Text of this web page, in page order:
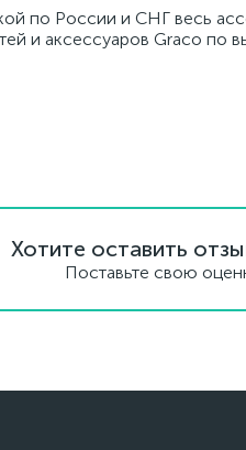
по России и СНГ весь
и аксессуаров Graco по
Хотите оставить
Поставьте свою